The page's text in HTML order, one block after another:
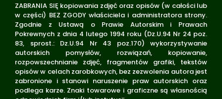
ZABRANIA SIĘ kopiowania zdjęć oraz opisów (w całości lub
w części) BEZ ZGODY właściciela i administratora strony.
Zgodnie z Ustawą o Prawie Autorskim i Prawach
Pokrewnych z dnia 4 lutego 1994 roku (Dz.U.94 Nr 24 poz.
83, sprost.: Dz.U.94 Nr 43 poz.170) wykorzystywanie
autorskich pomysłów, rozwiązań, kopiowanie,
rozpowszechnianie zdjęć, fragmentów grafiki, tekstów
opisów w celach zarobkowych, bez zezwolenia autora jest
zabronione i stanowi naruszenie praw autorskich oraz
podlega karze. Znaki towarowe i graficzne są własnością